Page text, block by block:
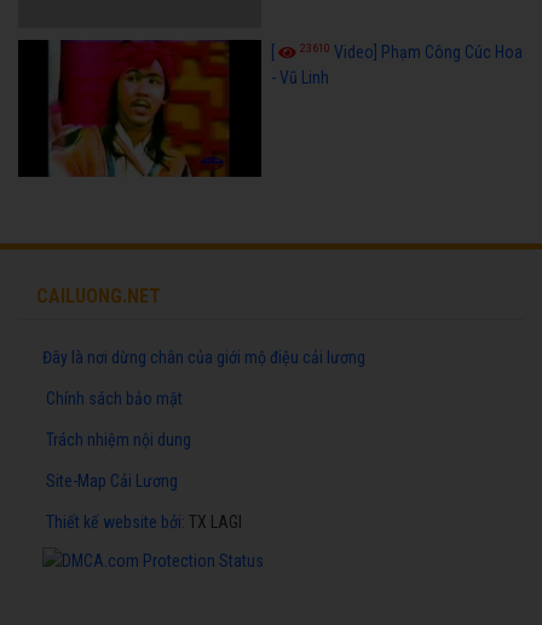
23610 Video] Phạm Công Cúc Hoa
- Vũ Linh
CAILUONG.NET
Đây là nơi dừng chân của giới mộ điệu cải lương
Chính sách bảo mật
Trách nhiệm nội dung
Site-Map Cải Lương
Thiết kế website bởi: TX LAGI